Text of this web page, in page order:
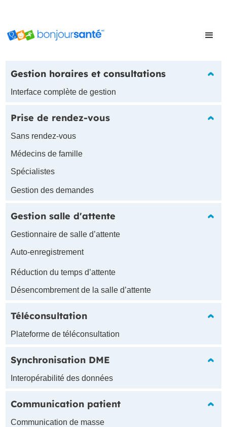
Gestion horaires et consultations
Interface complète de gestion
Prise de rendez-vous
Sans rendez-vous
Médecins de famille
Spécialistes
Gestion des demandes
Gestion salle d'attente
Gestionnaire de salle d’attente
Auto-enregistrement
Réduction du temps d’attente
Désencombrement de la salle d’attente
Téléconsultation
Plateforme de téléconsultation
Synchronisation DME
Interopérabilité des données
Communication patient
Communication de masse